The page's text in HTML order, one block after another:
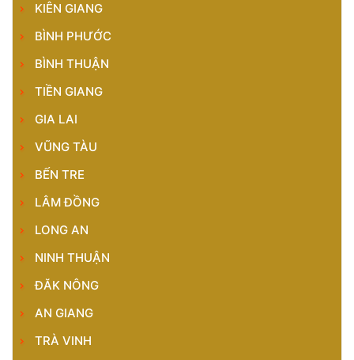
KIÊN GIANG
BÌNH PHƯỚC
BÌNH THUẬN
TIỀN GIANG
GIA LAI
VŨNG TÀU
BẾN TRE
LÂM ĐỒNG
LONG AN
NINH THUẬN
ĐĂK NÔNG
AN GIANG
TRÀ VINH